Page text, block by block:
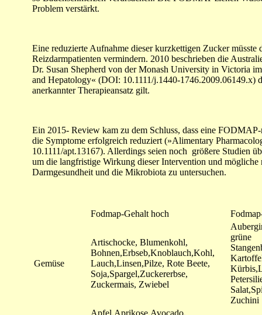
Problem verstärkt.
Eine reduzierte Aufnahme dieser kurzkettigen Zucker müsste
Reizdarmpatienten vermindern. 2010 beschrieben die
Dr. Susan Shepherd von der Monash University in Victoria
and Hepatology« (DOI: 10.1111/j.1440-1746.2009.06149.x)
anerkannter Therapieansatz gilt.
Ein 2015- Review kam zu dem Schluss, dass eine
die Symptome erfolgreich reduziert (»Alimentary
10.1111/apt.13167). Allerdings seien noch größere Studien
um die langfristige Wirkung dieser Intervention und
Darmgesundheit und die Mikrobiota zu untersuchen.
Fodmap-Gehalt hoch
Gemüse
Artischocke, Blumenkohl,
Bohnen,Erbseb,Knoblauch,Kohl,
Lauch,Linsen,Pilze, Rote Beete,
Soja,Spargel,Zuckererbse,
Zuckermais, Zwiebel
grüne
Zuchini
Apfel,Aprikose,Avocado,